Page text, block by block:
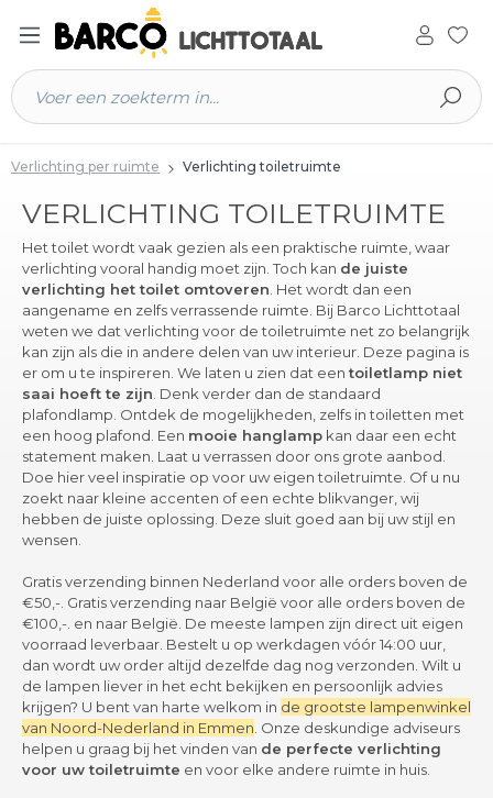
hoofdinhoud
Verlichting per ruimte Verlichting toiletruimte
VERLICHTING TOILETRUIMTE
Het toilet wordt vaak gezien als een praktische ruimte, waar
verlichting vooral handig moet zijn. Toch kan de juiste
verlichting het toilet omtoveren . Het wordt dan een
aangename en zelfs verrassende ruimte. Bij Barco Lichttotaal
weten we dat verlichting voor de toiletruimte net zo belangrijk
kan zijn als die in andere delen van uw interieur. Deze pagina is
er om u te inspireren. We laten u zien dat eentoiletlamp niet
saai hoeft te zijn . Denk verder dan de standaard
plafondlamp. Ontdek de mogelijkheden, zelfs in toiletten met
een hoog plafond. Een mooie hanglamp kan daar een echt
statement maken. Laat u verrassen door ons grote aanbod.
Doe hier veel inspiratie op voor uw eigen toiletruimte. Of u nu
zoekt naar kleine accenten of een echte blikvanger, wij
hebben de juiste oplossing. Deze sluit goed aan bij uw stijl en
wensen.
Gratis verzending binnen Nederland voor alle orders boven de
€50,-. Gratis verzending naar België voor alle orders boven de
€100,-. en naar België. De meeste lampen zijn direct uit eigen
voorraad leverbaar. Bestelt u op werkdagen vóór 14:00 uur,
dan wordt uw order altijd dezelfde dag nog verzonden. Wilt u
de lampen liever in het echt bekijken en persoonlijk advies
krijgen? U bent van harte welkom in de grootste lampenwinkel
van Noord-Nederland in Emmen . Onze deskundige adviseurs
helpen u graag bij het vinden van de perfecte verlichting
voor uw toiletruimte en voor elke andere ruimte in huis.